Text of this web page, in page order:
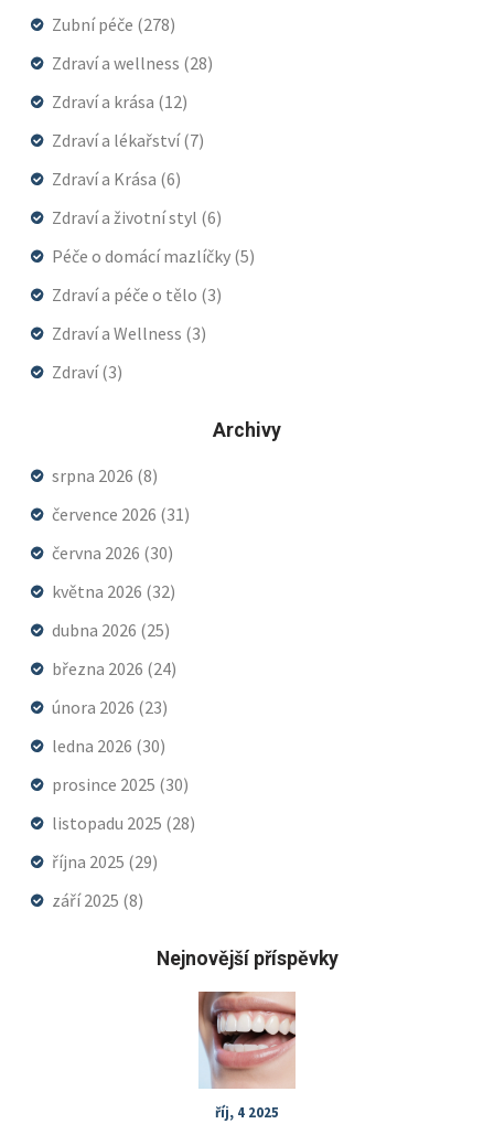
Zubní péče (278)
Zdraví a wellness (28)
Zdraví a krása (12)
Zdraví a lékařství(7)
Zdraví a Krása (6)
Zdraví a životní styl (6)
Péče o domácí mazlíčky (5)
Zdraví a péče o tělo (3)
Zdraví a Wellness (3)
Zdraví(3)
Archivy
srpna 2026 (8)
července 2026 (31)
června 2026 (30)
května 2026 (32)
dubna 2026 (25)
března 2026 (24)
února 2026 (23)
ledna 2026 (30)
prosince 2025 (30)
listopadu 2025 (28)
října 2025 (29)
září 2025 (8)
Nejnovější příspěvky
říj, 4 2025